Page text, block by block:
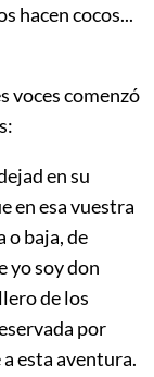
hacen cocos...
voces comenzó
en su
en esa vuestra
baja, de
yo soy don
de los
por
esta aventura.